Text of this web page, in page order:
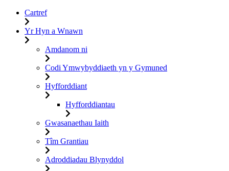
Cartref
Yr Hyn a Wnawn
Amdanom ni
Codi Ymwybyddiaeth yn y Gymuned
Hyfforddiant
Hyfforddiantau
Gwasanaethau Iaith
Tîm Grantiau
Adroddiadau Blynyddol